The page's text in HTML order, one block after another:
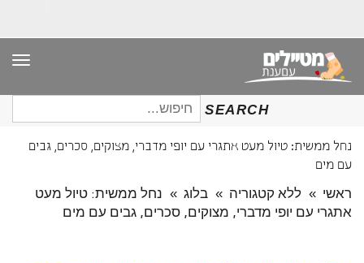
SEARCH
חיפוש
עבור:
נחל ממשית: טיול מעט אתגרי עם יופי מדברי, מצוקים, סכרים, גבים
עם מים
ראשי » ללא קטגוריה » בלוג » נחל ממשית: טיול מעט
אתגרי עם יופי מדברי, מצוקים, סכרים, גבים עם מים